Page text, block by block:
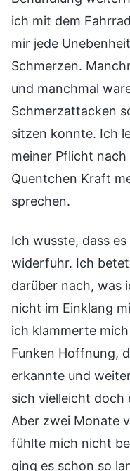
ich mit dem
mir jede
Schmerzen.
und manchmal
Schmerzattacken
sitzen konnte. Ich
meiner Pflicht
Quentchen Kraft
sprechen.
Ich wusste, dass
widerfuhr. Ich
darüber nach, was
nicht im Einklang
ich klammerte
Funken Hoffnung,
erkannte und
sich vielleicht doch
Aber zwei Monate
fühlte mich nicht
ging es schon so